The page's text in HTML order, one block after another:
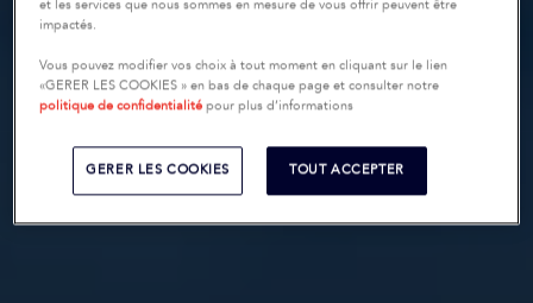
et les services que nous sommes en mesure de vous offrir peuvent être
impactés.
Vous pouvez modifier vos choix à tout moment en cliquant sur le lien
«GERER LES COOKIES » en bas de chaque page et consulter notre
politique de confidentialité pour plus d’informations
GERER LES COOKIES TOUT ACCEPTER